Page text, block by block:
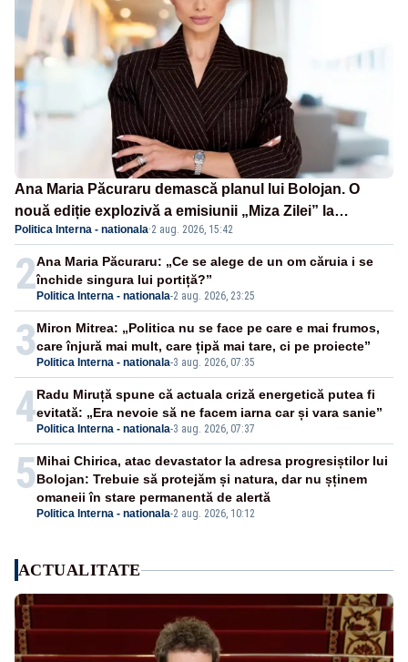
Ana Maria Păcuraru demască planul lui Bolojan. O
nouă ediție explozivă a emisiunii „Miza Zilei” la
Realitatea PLUS
Politica Interna - nationala·2 aug. 2026, 15:42
2 Politica Interna - nationala-2 aug. 2026, 23:25
Ana Maria Păcuraru: „Ce se alege de un om căruia i se
închide singura lui portiță?”
3 Politica Interna - nationala-3 aug. 2026, 07:35
Miron Mitrea: „Politica nu se face pe care e mai frumos,
care înjură mai mult, care țipă mai tare, ci pe proiecte”
4 Politica Interna - nationala-3 aug. 2026, 07:37
Radu Miruță spune că actuala criză energetică putea fi
evitată: „Era nevoie să ne facem iarna car și vara sanie”
5
Politica Interna - nationala-2 aug. 2026, 10:12
Mihai Chirica, atac devastator la adresa progresiștilor lui
Bolojan: Trebuie să protejăm și natura, dar nu șținem
omaneii în stare permanentă de alertă
ACTUALITATE